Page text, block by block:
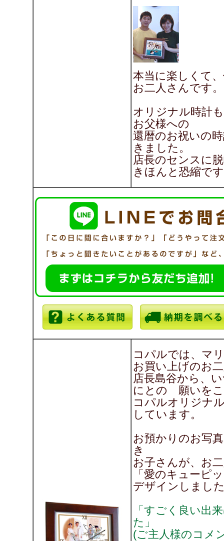
本当に楽しくて
お二人さんです。
オリジナル時計
お父様への
還暦のお祝いの
きました。
店長のセンスに
きほんと恐縮で
コパルでは、マ
お買い上げのお
店長島谷から、
にとの 願いを
コパルオリジナ
しています。
お預かりのお写
き
お子さんが、お
「愛のキューピ
デザインしまし
「すごく良い出
た」
(ご主人様のコメ